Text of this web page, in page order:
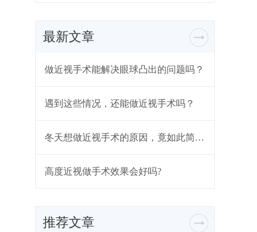
最新文章
做近视手术能解决眼球凸出的问题吗？
遇到这些情况，还能做近视手术吗？
冬天想做近视手术的原因，竟如此简单...
高度近视做手术效果会好吗?
推荐文章